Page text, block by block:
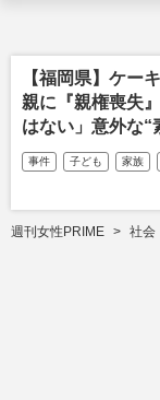
【福岡県】ケー
親に『親権喪失
はない」意外な“
事件 子ども 家族
週刊女性PRIME 社会